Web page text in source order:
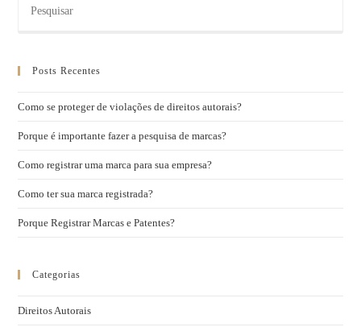
Posts Recentes
Como se proteger de violações de direitos autorais?
Porque é importante fazer a pesquisa de marcas?
Como registrar uma marca para sua empresa?
Como ter sua marca registrada?
Porque Registrar Marcas e Patentes?
Categorias
Direitos Autorais